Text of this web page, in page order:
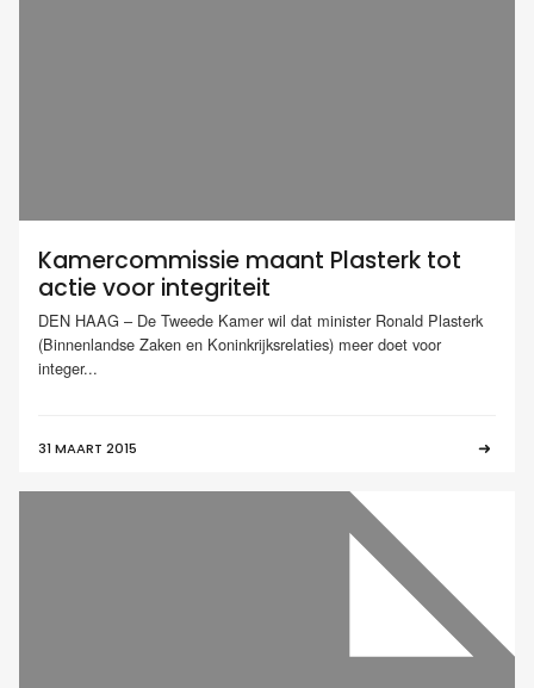
Kamercommissie maant Plasterk tot
actie voor integriteit
DEN HAAG – De Tweede Kamer wil dat minister Ronald Plasterk
(Binnenlandse Zaken en Koninkrijksrelaties) meer doet voor
integer...
31 MAART 2015